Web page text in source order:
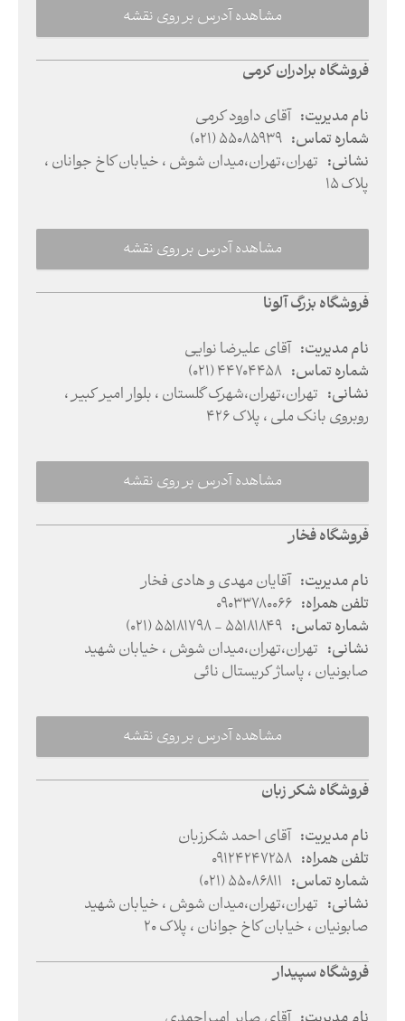
مشاهده آدرس بر روی نقشه
فروشگاه برادران کرمی
نام مدیریت: آقای داوود کرمی
شماره تماس:
(021) 55085939
نشانی: تهران،تهران،میدان شوش ، خیابان کاخ جوانان ،
پلاک 15
مشاهده آدرس بر روی نقشه
فروشگاه بزرگ آلونا
نام مدیریت: آقای علیرضا نوایی
شماره تماس:
(021) 44704458
نشانی: تهران،تهران،شهرک گلستان ، بلوار امیر کبیر ،
روبروی بانک ملی ، پلاک 426
مشاهده آدرس بر روی نقشه
فروشگاه فخار
نام مدیریت: آقایان مهدی و هادی فخار
تلفن همراه:
09033780066
شماره تماس:
(021) 55181798 - 55181849
نشانی: تهران،تهران،میدان شوش ، خیابان شهید
صابونیان ، پاساژ کریستال نائی
مشاهده آدرس بر روی نقشه
فروشگاه شکر زبان
نام مدیریت: آقای احمد شکرزبان
تلفن همراه:
09124247258
شماره تماس:
(021) 55086811
نشانی: تهران،تهران،میدان شوش ، خیابان شهید
صابونیان ، خیابان کاخ جوانان ، پلاک 20
فروشگاه سپیدار